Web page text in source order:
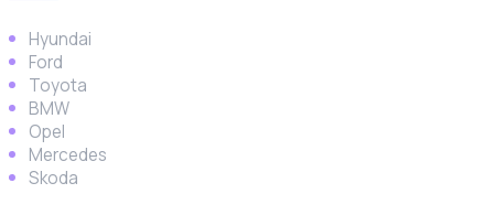
Hyundai
Ford
Toyota
BMW
Opel
Mercedes
Skoda